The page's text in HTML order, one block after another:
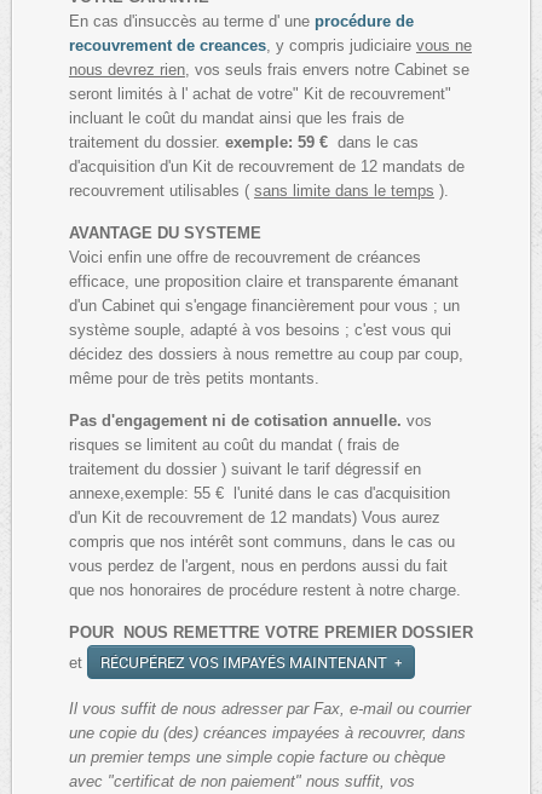
En cas d'insuccès au terme d' une procédure de
recouvrement de creances, y compris judiciaire vous ne
nous devrez rien, vos seuls frais envers notre Cabinet se
seront limités à l' achat de votre" Kit de recouvrement"
incluant le coût du mandat ainsi que les frais de
traitement du dossier. exemple: 59 € dans le cas
d'acquisition d'un Kit de recouvrement de 12 mandats de
recouvrement utilisables ( sans limite dans le temps ).
AVANTAGE DU SYSTEME
Voici enfin une offre de recouvrement de créances
efficace, une proposition claire et transparente émanant
d'un Cabinet qui s'engage financièrement pour vous ; un
système souple, adapté à vos besoins ; c'est vous qui
décidez des dossiers à nous remettre au coup par coup,
même pour de très petits montants.
Pas d'engagement ni de cotisation annuelle. vos
risques se limitent au coût du mandat ( frais de
traitement du dossier ) suivant le tarif dégressif en
annexe,exemple: 55 € l'unité dans le cas d'acquisition
d'un Kit de recouvrement de 12 mandats) Vous aurez
compris que nos intérêt sont communs, dans le cas ou
vous perdez de l'argent, nous en perdons aussi du fait
que nos honoraires de procédure restent à notre charge.
POUR NOUS REMETTRE VOTRE PREMIER DOSSIER
et
RÉCUPÉREZ VOS IMPAYÉS MAINTENANT
Il vous suffit de nous adresser par Fax, e-mail ou courrier
une copie du (des) créances impayées à recouvrer, dans
un premier temps une simple copie facture ou chèque
avec "certificat de non paiement" nous suffit, vos